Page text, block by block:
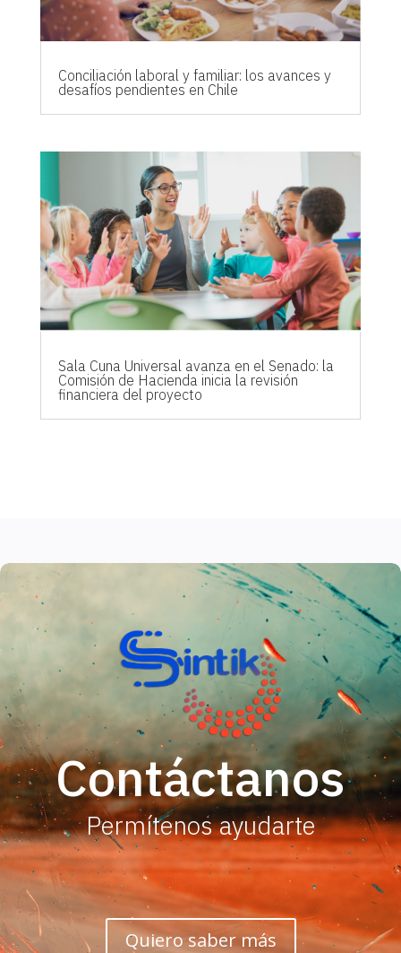
Conciliación laboral y familiar: los avances y
desafíos pendientes en Chile
Sala Cuna Universal avanza en el Senado: la
Comisión de Hacienda inicia la revisión
financiera del proyecto
Contáctanos
Permítenos ayudarte
Quiero saber más